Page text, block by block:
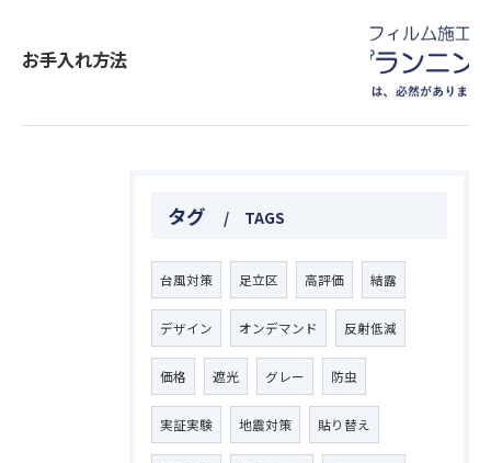
お手入れ方法
タグ TAGS
台風対策 足立区 高評価 結露
デザイン オンデマンド 反射低減
価格 遮光 グレー 防虫
実証実験 地震対策 貼り替え